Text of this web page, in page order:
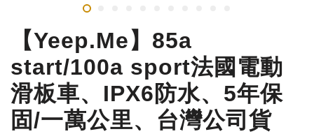
【Yeep.Me】85a
start/100a sport法國電動
滑板車、IPX6防水、5年保
固/一萬公里、台灣公司貨